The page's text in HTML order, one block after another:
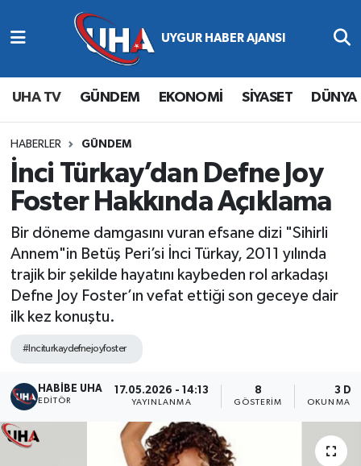
UHA TV GÜNDEM EKONOMİ SİYASET DÜNYA
HABERLER GÜNDEM
İnci Türkay’dan Defne Joy
Foster Hakkında Açıklama
Bir döneme damgasını vuran efsane dizi "Sihirli
Annem"in Betüş Peri’si İnci Türkay, 2011 yılında
trajik bir şekilde hayatını kaybeden rol arkadaşı
Defne Joy Foster’ın vefat ettiği son geceye dair
ilk kez konuştu.
#Inciturkaydefnejoyfoster
HABİBE UHA
EDITÖR
17.05.2026 - 14:13
YAYINLANMA
8
GÖSTERIM
3 DK
OKUNMA
Abone Ol
Gündem
Ekonomi
Magazin
Siyaset
Spor
Yaşam
Nöbetçi Eczaneler
Hava Durumu
Namaz Vakitleri
Trafik Durumu
Süper Lig Puan Durumu ve Fikstür
Tüm Manşetler
Son Dakika Haberleri
Haber Arşivi